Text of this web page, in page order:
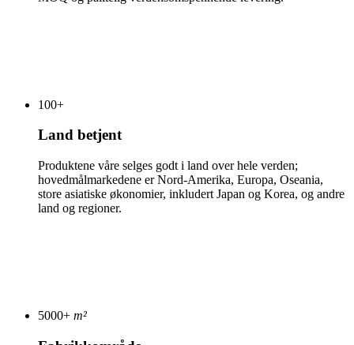
100+
Land betjent
Produktene våre selges godt i land over hele verden;
hovedmålmarkedene er Nord-Amerika, Europa, Oseania,
store asiatiske økonomier, inkludert Japan og Korea, og andre
land og regioner.
5000+ m²